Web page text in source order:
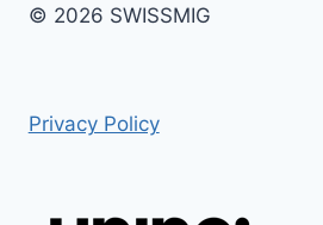
© 2026 SWISSMIG
Privacy Policy